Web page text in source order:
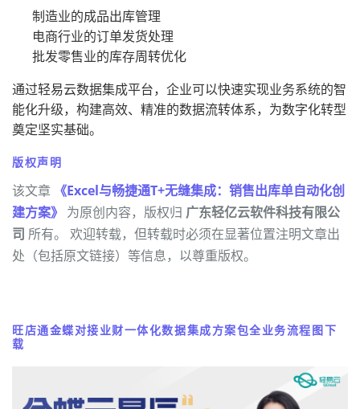
制造业的成品出库管理
电商行业的订单发货处理
批发零售业的库存周转优化
通过轻易云数据集成平台，企业可以快速实现业务系统的智
能化升级，构建高效、精准的数据流转体系，为数字化转型
奠定坚实基础。
版权声明
该文章 《Excel与畅捷通T+无缝集成：销售出库单自动化创
建方案》 为原创内容，版权归 广东轻亿云软件科技有限公
司 所有。 欢迎转载，但转载时必须在显著位置注明文章出
处（包括原文链接）等信息，以尊重版权。
旺店通金蝶对接业财一体化数据集成方案包全业务流程图下
载